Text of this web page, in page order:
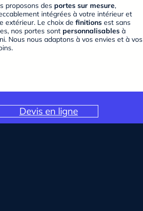
proposons des portes sur mesure,
intégrées à votre intérieur et
extérieur. Le choix de finitionsest sans
nos portes sont personnalisablesà
Nous nous adaptons à vos envies et à vos
Devis en ligne